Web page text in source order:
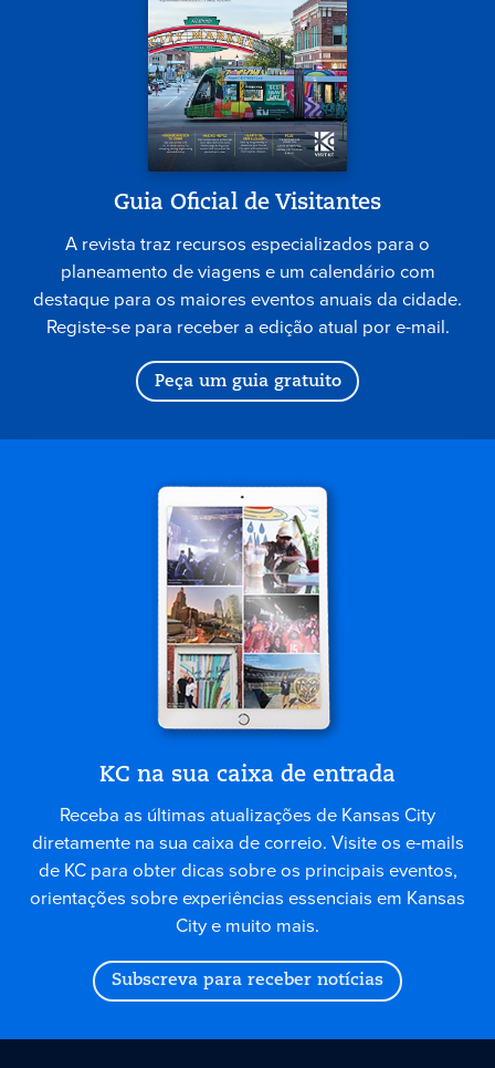
Guia Oficial de Visitantes
A revista traz recursos especializados para o
planeamento de viagens e um calendário com
destaque para os maiores eventos anuais da cidade.
Registe-se para receber a edição atual por e-mail.
Peça um guia gratuito
KC na sua caixa de entrada
Receba as últimas atualizações de Kansas City
diretamente na sua caixa de correio. Visite os e-mails
de KC para obter dicas sobre os principais eventos,
orientações sobre experiências essenciais em Kansas
City e muito mais.
Subscreva para receber notícias